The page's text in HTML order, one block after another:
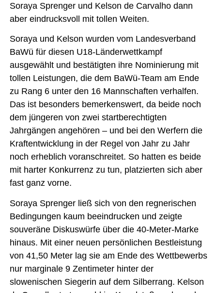
Soraya Sprenger und Kelson de Carvalho dann
aber eindrucksvoll mit tollen Weiten.
Soraya und Kelson wurden vom Landesverband
BaWü für diesen U18-Länderwettkampf
ausgewählt und bestätigten ihre Nominierung mit
tollen Leistungen, die dem BaWü-Team am Ende
zu Rang 6 unter den 16 Mannschaften verhalfen.
Das ist besonders bemerkenswert, da beide noch
dem jüngeren von zwei startberechtigten
Jahrgängen angehören – und bei den Werfern die
Kraftentwicklung in der Regel von Jahr zu Jahr
noch erheblich voranschreitet. So hatten es beide
mit harter Konkurrenz zu tun, platzierten sich aber
fast ganz vorne.
Soraya Sprenger ließ sich von den regnerischen
Bedingungen kaum beeindrucken und zeigte
souveräne Diskuswürfe über die 40-Meter-Marke
hinaus. Mit einer neuen persönlichen Bestleistung
von 41,50 Meter lag sie am Ende des Wettbewerbs
nur marginale 9 Zentimeter hinter der
slowenischen Siegerin auf dem Silberrang. Kelson